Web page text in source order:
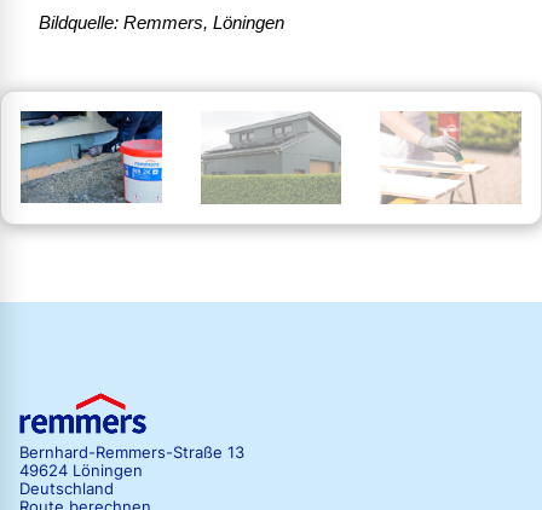
Bildquelle: Remmers, Löningen
Bernhard-Remmers-Straße 13
49624 Löningen
Deutschland